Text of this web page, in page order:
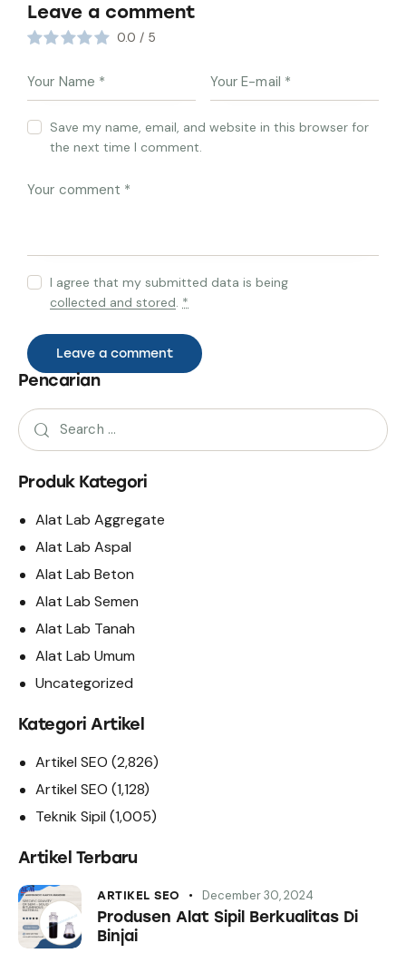
Leave a comment
0.0 / 5
Save my name, email, and website in this browser for
the next time I comment.
I agree that my submitted data is being
collected and stored *
Pencarian
Produk Kategori
Alat Lab Aggregate
Alat Lab Aspal
Alat Lab Beton
Alat Lab Semen
Alat Lab Tanah
Alat Lab Umum
Uncategorized
Kategori Artikel
Artikel SEO (2,826)
Artikel SEO (1,128)
Teknik Sipil (1,005)
Artikel Terbaru
ARTIKEL SEO December 30, 2024
Produsen Alat Sipil Berkualitas Di
Binjai